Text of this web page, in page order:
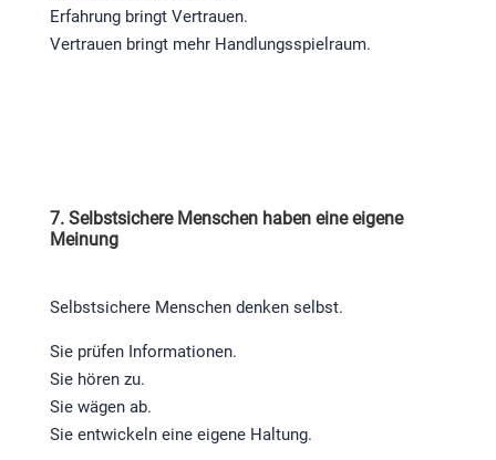
Erfahrung bringt Vertrauen.
Vertrauen bringt mehr Handlungsspielraum.
7. Selbstsichere Menschen haben eine eigene
Meinung
Selbstsichere Menschen denken selbst.
Sie prüfen Informationen.
Sie hören zu.
Sie wägen ab.
Sie entwickeln eine eigene Haltung.